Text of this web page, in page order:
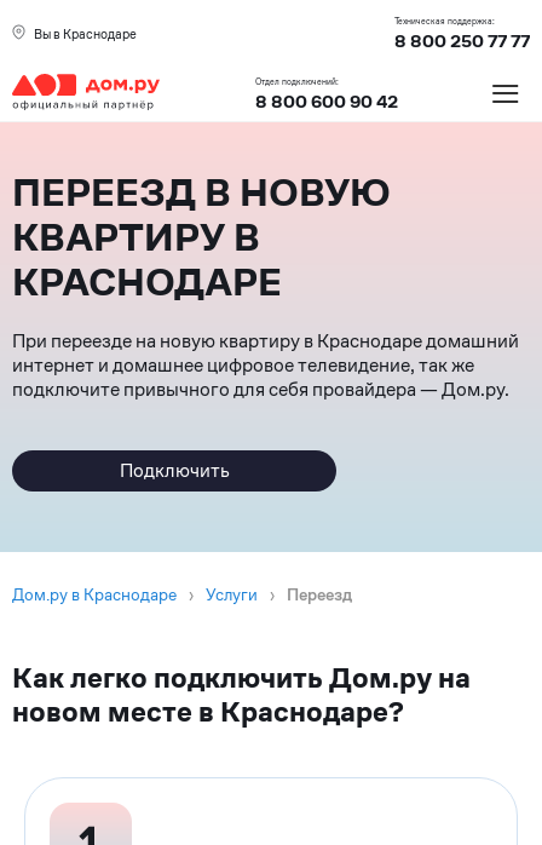
Вы в Краснодаре
Техническая поддержка:
8 800 250 77 77
Отдел подключений:
8 800 600 90 42 ≡
ПЕРЕЕЗД В НОВУЮ
КВАРТИРУ В
КРАСНОДАРЕ
При переезде на новую квартиру в Краснодаре домашний
интернет и домашнее цифровое телевидение, так же
подключите привычного для себя провайдера — Дом.ру.
Подключить
Дом.ру в Краснодаре › Услуги › Переезд
Как легко подключить Дом.ру на
новом месте в Краснодаре?